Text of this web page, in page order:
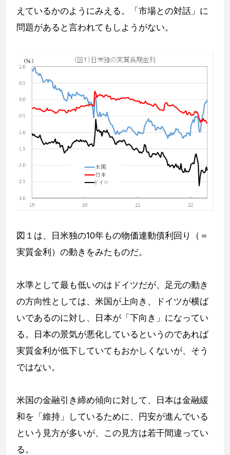
えているかのようにみえる。「市場との対話」に
問題があると言われてもしようがない。
図１は、日米独の10年もの物価連動債利回り（＝
実質金利）の動きをみたものだ。
水準として最も低いのはドイツだが、足元の動き
の方向性としては、米国が上向き、ドイツが横ば
いであるのに対し、日本が「下向き」になってい
る。日本の景気が悪化しているというのであれば
実質金利が低下していてもおかしくないが、そう
ではない。
米国の金融引き締め傾向に対して、日本は金融緩
和を「維持」しているために、円安が進んでいる
という見方が多いが、この見方は若干間違ってい
る。